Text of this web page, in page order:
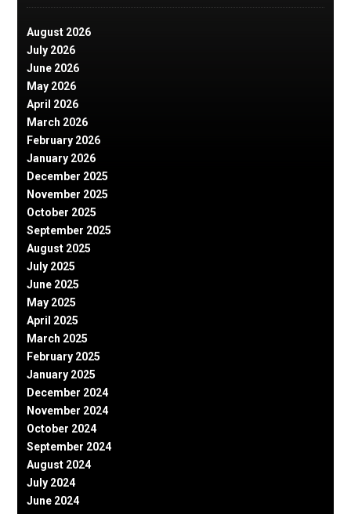
August 2026
July 2026
June 2026
May 2026
April 2026
March 2026
February 2026
January 2026
December 2025
November 2025
October 2025
September 2025
August 2025
July 2025
June 2025
May 2025
April 2025
March 2025
February 2025
January 2025
December 2024
November 2024
October 2024
September 2024
August 2024
July 2024
June 2024